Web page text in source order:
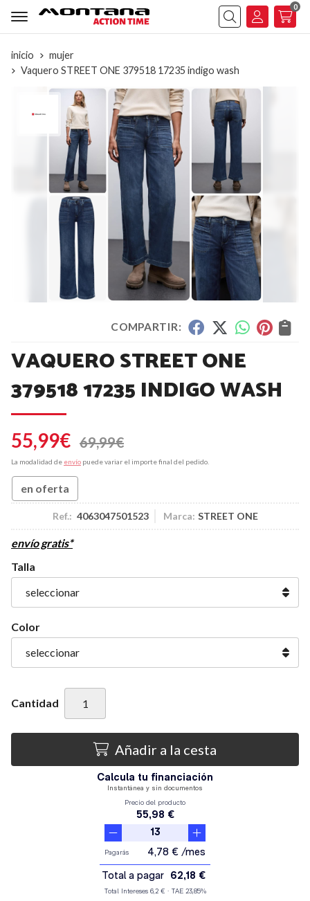
Buscar
0
inicio
mujer
Vaquero STREET ONE 379518 17235 indigo wash
COMPARTIR:
VAQUERO STREET ONE
379518 17235 INDIGO WASH
55,99€ 69,99€
La modalidad de envío puede variar el importe final del pedido.
en oferta
Ref.: 4063047501523 Marca: STREET ONE
envío gratis*
Talla
Color
Cantidad
Añadir a la cesta